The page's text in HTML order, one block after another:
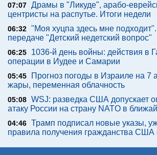
07:07 Драмы в "Ликуде", арабо-
центристы на распутье. Итоги недели
06:32 "Моя хуцпа здесь мне
передаче "Детский недетский вопрос"
06:25
1036-й день войны: действия в
операции в Иудее и Самарии
05:45
Прогноз погоды в Израиле на 7
жары, переменная облачность
05:08 WSJ: разведка США допускает
атаку России на страну NATO в
04:46 Трамп подписал новые указы,
правила получения гражданства